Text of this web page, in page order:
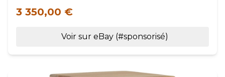
3 350,00 €
Voir sur eBay (#sponsorisé)